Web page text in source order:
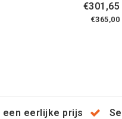
€301,65
€365,00
eerlijke prijs